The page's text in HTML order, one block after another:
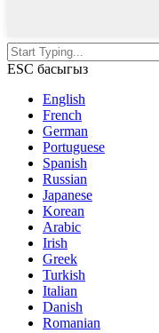
ESC басыгыз
English
French
German
Portuguese
Spanish
Russian
Japanese
Korean
Arabic
Irish
Greek
Turkish
Italian
Danish
Romanian